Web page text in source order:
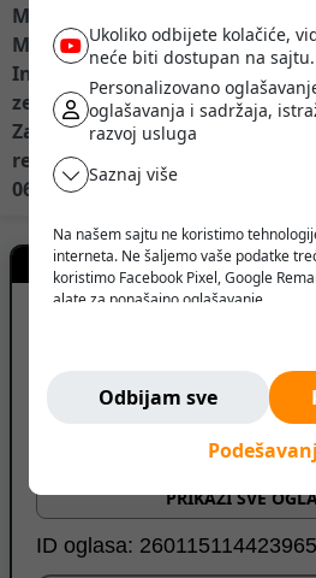
Ukoliko odbijete kolačiće,
neće biti dostupan na sajtu.
Personalizovano
oglašavanja i sadržaja,
razvoj usluga
Saznaj više
Na našem sajtu ne koristimo
interneta. Ne šaljemo vaše podatke
koristimo Facebook Pixel, Google
alate za ponašajno oglašavanje.
Odbijam sve
Maks. dimenzije obratka:
Maks. težina obratka: 300 kg
Info:
zeljkovic.nenad@grindex.rs
Za tehničke detalje i stanje:
reljic.dusan@grindex.rs
Kontakt
Kikinda, Srbija
PRIKAŽI BROJ
PRIKAŽI SVE
ID oglasa: